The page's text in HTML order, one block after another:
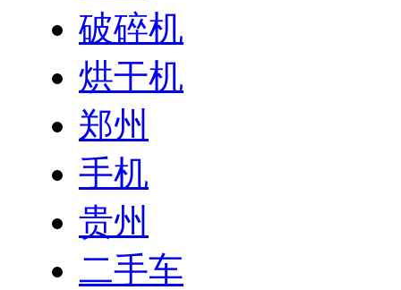
破碎机
烘干机
郑州
手机
贵州
二手车